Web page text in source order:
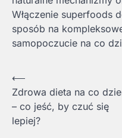
Włączenie superfoods
sposób na
samopoczucie na co
Nawigacja
wpisu
⟵
Zdrowa dieta na co
– co jeść, by czuć się
lepiej?